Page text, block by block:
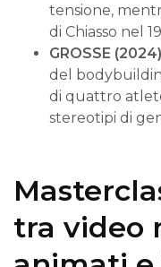
tensione,
di Chiasso nel
GROSSE (2024)
del
di quattro
stereotipi di
tra video